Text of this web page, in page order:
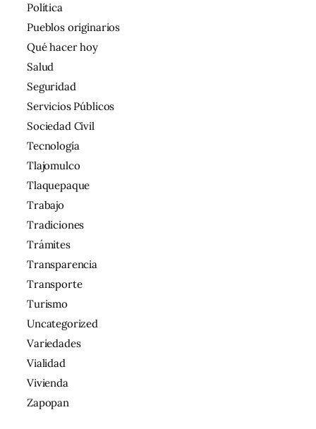
Política
Pueblos originarios
Qué hacer hoy
Salud
Seguridad
Servicios Públicos
Sociedad Civil
Tecnología
Tlajomulco
Tlaquepaque
Trabajo
Tradiciones
Trámites
Transparencia
Transporte
Turismo
Uncategorized
Variedades
Vialidad
Vivienda
Zapopan